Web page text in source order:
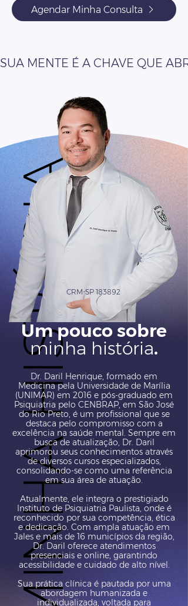
Agendar Minha Consulta
SUA MENTE É A CHAVE QUE
MINHA HISTÓRIA
MINHA HISTÓRIA
Um pouco sobre
minha história.
Dr. Daril Henrique, formado em
Medicina pela Universidade de Marília
(UNIMAR) em 2016 e pós-graduado em
Psiquiatria pelo CENBRAP, em São José
do Rio Preto, é um profissional que se
destaca pelo compromisso com a
excelência na saúde mental. Sempre em
busca de atualização, Dr. Daril
aprimorou seus conhecimentos através
de diversos cursos especializados,
consolidando-se como uma referência
em sua área de atuação.
Atualmente, ele integra o prestigiado
Instituto de Psiquiatria Paulista, onde é
reconhecido por sua competência, ética
e dedicação. Com ampla atuação em
Jales e mais de 16 municípios da região,
Dr. Daril oferece atendimentos
presenciais e online, garantindo
acessibilidade e cuidado de alto nível.
Sua prática clínica é pautada por uma
abordagem humanizada e
individualizada, voltada para
CRM-SP 183892